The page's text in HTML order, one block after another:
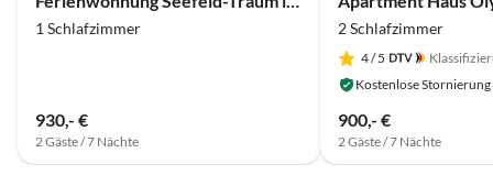
1 Schlafzimmer
930,- €
2 Gäste / 7 Nächte
2 Schlafzimmer
4/ 5
Kostenlose Stornierung
900,- €
2 Gäste / 7 Nächte